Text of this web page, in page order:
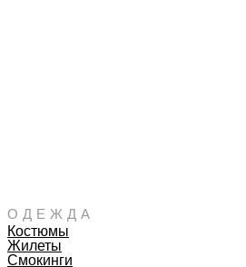
ОДЕЖДА
Костюмы
Жилеты
Смокинги